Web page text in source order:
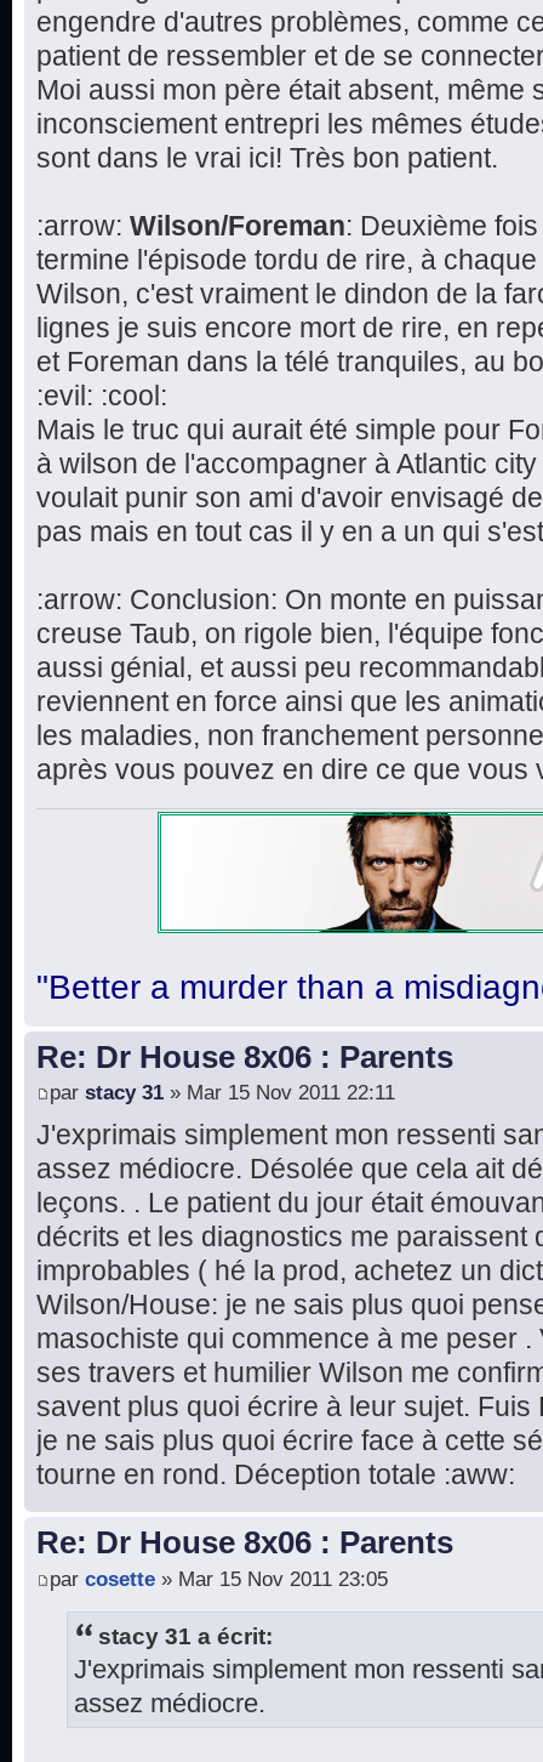
engendre d'autres problèmes, comme
patient de ressembler et de se
Moi aussi mon père était absent, même
inconsciement entrepri les mêmes
sont dans le vrai ici! Très bon patient.
:arrow: Wilson/Foreman: Deuxième
termine l'épisode tordu de rire, à
Wilson, c'est vraiment le dindon de la
lignes je suis encore mort de rire, en
et Foreman dans la télé tranquiles, au
:evil: :cool:
Mais le truc qui aurait été simple pour
à wilson de l'accompagner à Atlantic
voulait punir son ami d'avoir envisagé
pas mais en tout cas il y en a un qui
:arrow: Conclusion: On monte en
creuse Taub, on rigole bien, l'équipe
aussi génial, et aussi peu
reviennent en force ainsi que les
les maladies, non franchement
après vous pouvez en dire ce que vous
"Better a murder than a
Re: Dr House 8x06 : Parents
par stacy 31 » Mar 15 Nov 2011 22:11
J'exprimais simplement mon ressenti
assez médiocre. Désolée que cela ait
leçons. . Le patient du jour était
décrits et les diagnostics me paraissent
improbables ( hé la prod, achetez un
Wilson/House: je ne sais plus quoi
masochiste qui commence à me peser
ses travers et humilier Wilson me
savent plus quoi écrire à leur sujet.
je ne sais plus quoi écrire face à cette
tourne en rond. Déception totale :aww:
Re: Dr House 8x06 : Parents
par cosette » Mar 15 Nov 2011 23:05
stacy 31 a écrit:
J'exprimais simplement mon ressenti
assez médiocre.